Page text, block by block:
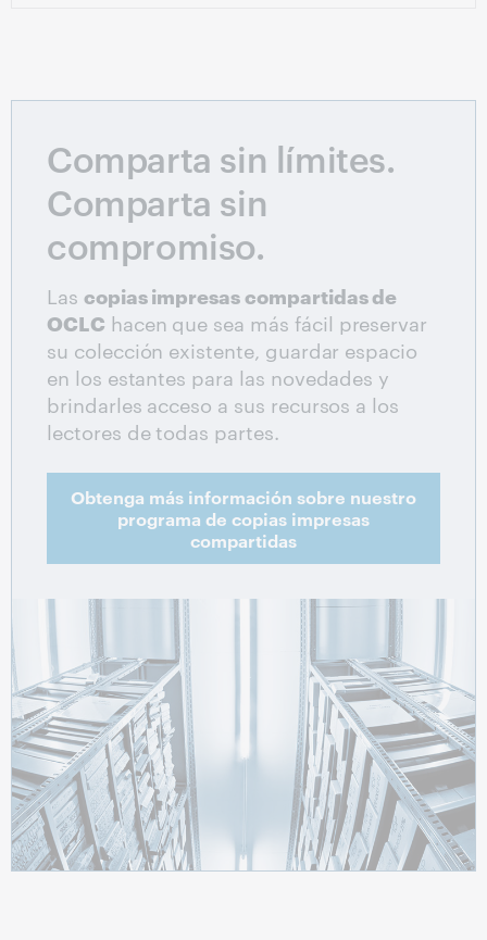
Comparta sin límites.
Comparta sin
compromiso.
Las copias impresas compartidas de
OCLC hacen que sea más fácil preservar
su colección existente, guardar espacio
en los estantes para las novedades y
brindarles acceso a sus recursos a los
lectores de todas partes.
Obtenga más información sobre nuestro
programa de copias impresas
compartidas